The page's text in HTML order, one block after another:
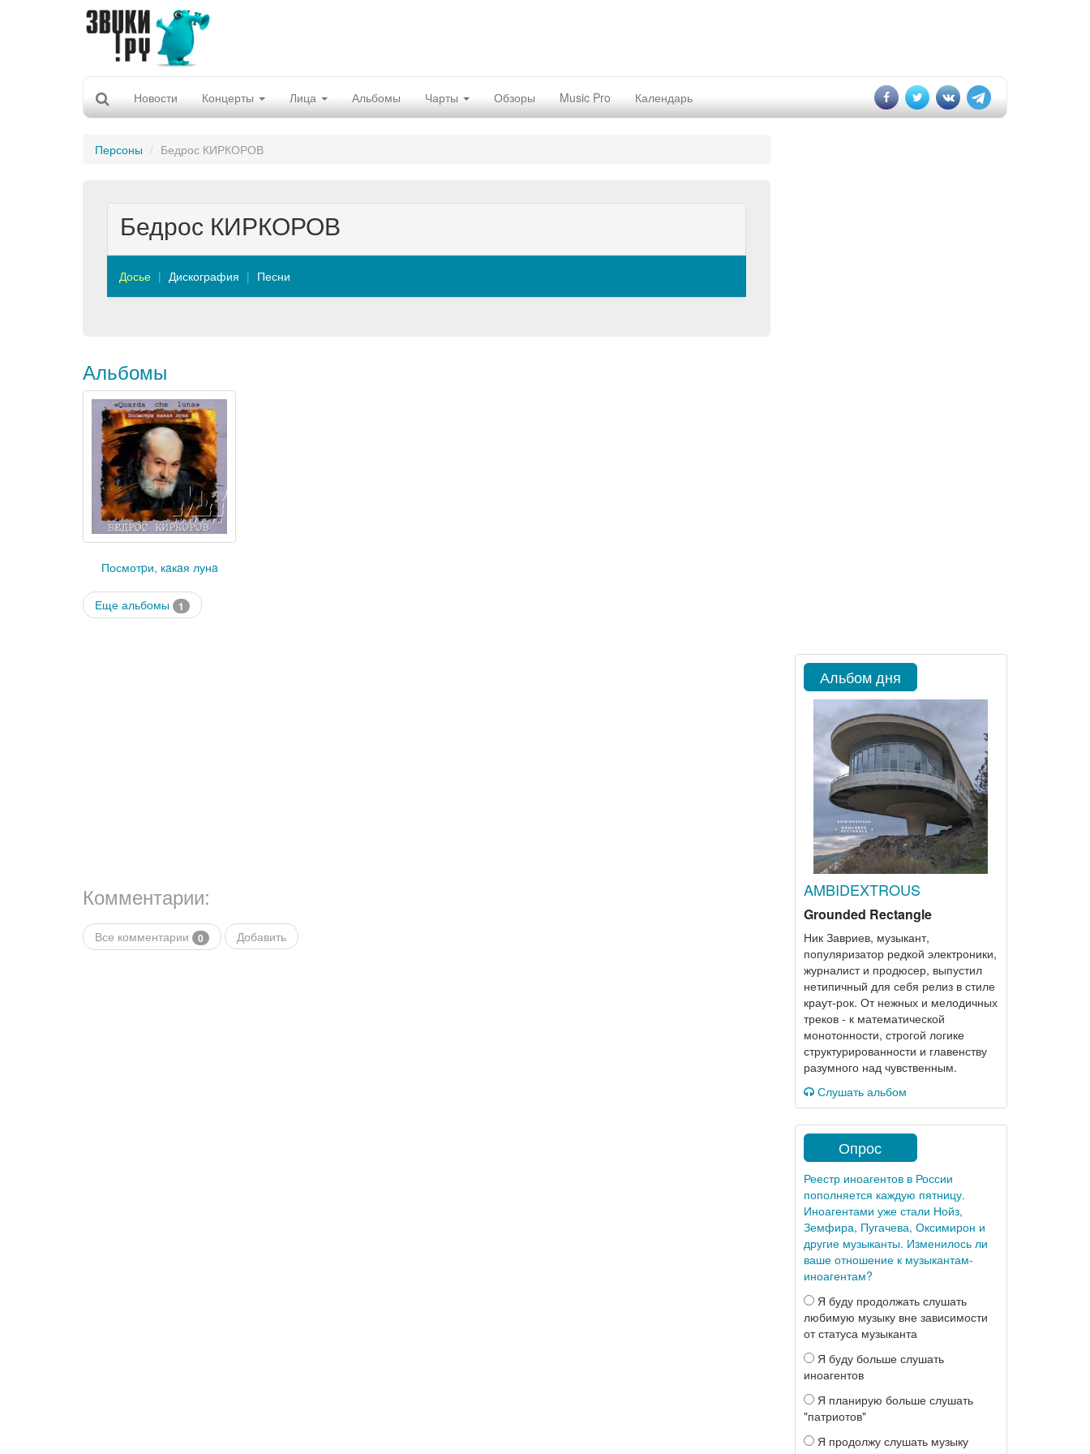
Новости Концерты Лица Альбомы Чарты Обзоры Music Pro Календарь
Персоны Бедрос КИРКОРОВ
Бедрос КИРКОРОВ
Досье Дискография Песни
Альбомы
Посмотpи, кaкaя лунa
Еще альбомы 1
Комментарии:
Все комментарии 0 Добавить
Альбом дня
AMBIDEXTROUS
Grounded Rectangle
Ник Завриев, музыкант,
популяризатор редкой электроники,
журналист и продюсер, выпустил
нетипичный для себя релиз в стиле
краут-рок. От нежных и мелодичных
треков - к математической
монотонности, строгой логике
структурированности и главенству
разумного над чувственным.
Слушать альбом
Опрос
Реестр иноагентов в России
пополняется каждую пятницу.
Иноагентами уже стали Нойз,
Земфира, Пугачева, Оксимирон и
другие музыканты. Изменилось ли
ваше отношение к музыкантам-
иноагентам?
Я буду продолжать слушать
любимую музыку вне зависимости
от статуса музыканта
Я буду больше слушать
иноагентов
Я планирую больше слушать
"патриотов"
Я продолжу слушать музыку